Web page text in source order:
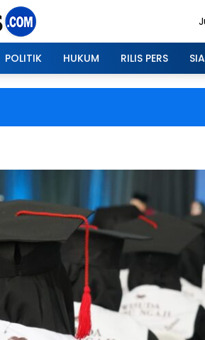
POLITIK HUKUM RILIS PERS